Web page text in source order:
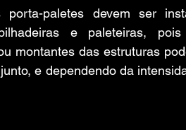
paletes devem ser
e paleteiras,
montantes das estruturas
e dependendo da